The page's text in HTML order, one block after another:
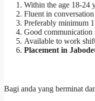
Within the age 18-24
Fluent in
Preferably minimum
Good
Available to work
Placement in
Bagi anda yang berminat